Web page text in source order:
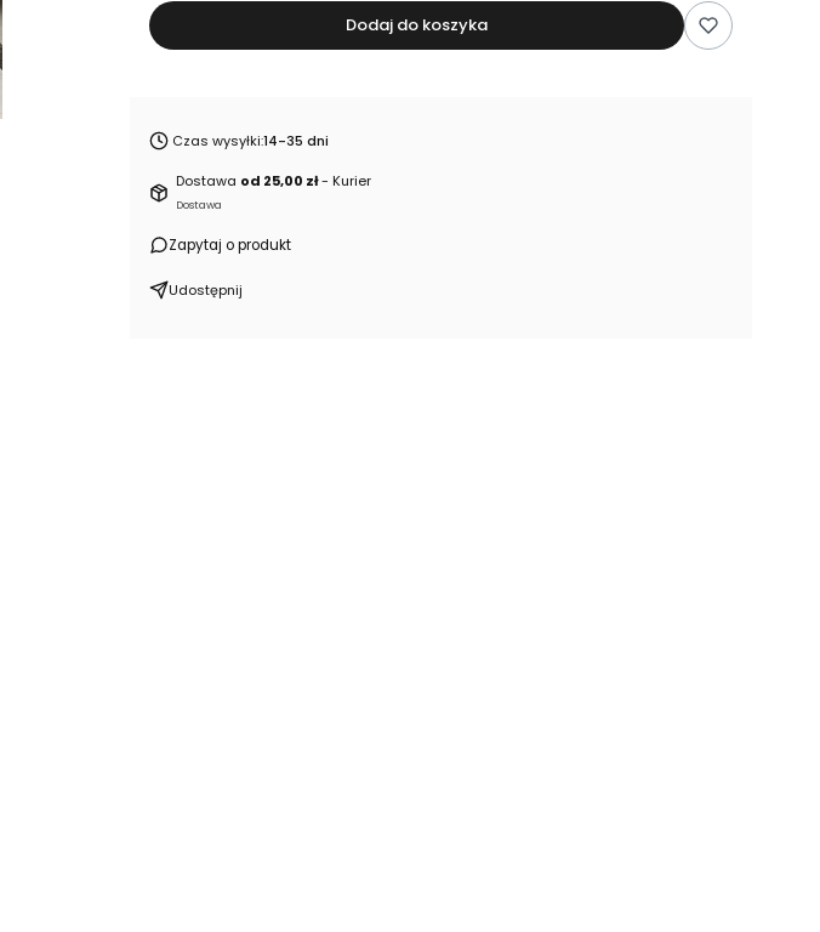
Dodaj do koszyka
Czas wysyłki:14-35 dni
Dostawa od 25,00 zł- Kurier
Dostawa
Zapytaj o produkt
Udostępnij